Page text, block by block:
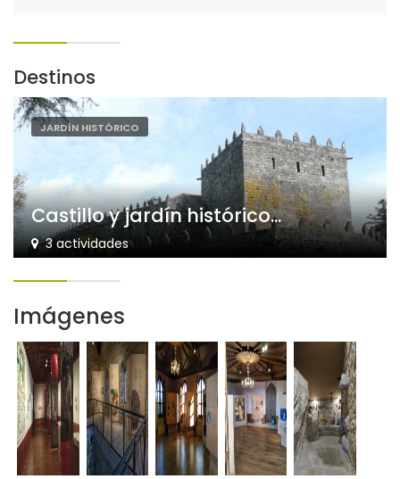
Destinos
JARDÍN HISTÓRICO
Castillo y jardín histórico...
3 actividades
Imágenes